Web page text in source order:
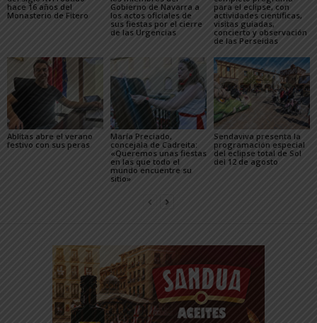
hace 16 años del
Monasterio de Fitero
Gobierno de Navarra a
los actos oficiales de
sus fiestas por el cierre
de las Urgencias
para el eclipse, con
actividades científicas,
visitas guiadas,
concierto y observación
de las Perseidas
Ablitas abre el verano
festivo con sus peras
María Preciado,
concejala de Cadreita:
«Queremos unas fiestas
en las que todo el
mundo encuentre su
sitio»
Sendaviva presenta la
programación especial
del eclipse total de Sol
del 12 de agosto